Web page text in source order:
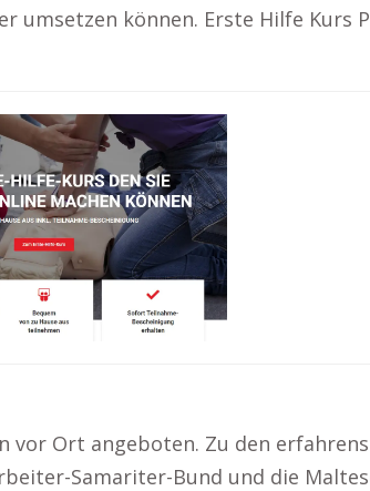
können. Erste Hilfe Kurs
Ort angeboten. Zu den
Samariter-Bund und die